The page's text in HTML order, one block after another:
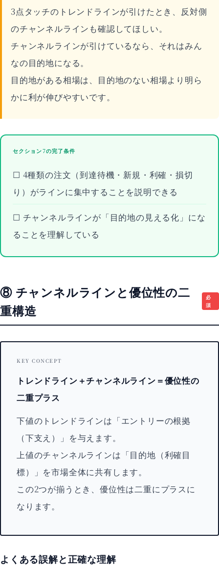
3点タッチのトレンドラインが引けたとき、反対側
のチャンネルラインも確認してほしい。
チャンネルラインが引けているなら、それはみん
なの目的地になる。
目的地がある相場は、目的地のない相場より明ら
かに利が伸びやすいです。
セクション7の完了条件
☐ 4種類の注文（到達待機・新規・利確・損切
り）がラインに集中することを説明できる
☐ チャンネルラインが「目的地の見える化」にな
ることを理解している
⑧ チャンネルラインと優位性の二
重構造
必
須
KEY CONCEPT
トレンドライン＋チャンネルライン＝優位性の
二重プラス
下値のトレンドラインは「エントリーの根拠
（下支え）」を与えます。
上値のチャンネルラインは「目的地（利確目
標）」を市場全体に共有します。
この2つが揃うとき、優位性は二重にプラスに
なります。
よくある誤解と正確な理解